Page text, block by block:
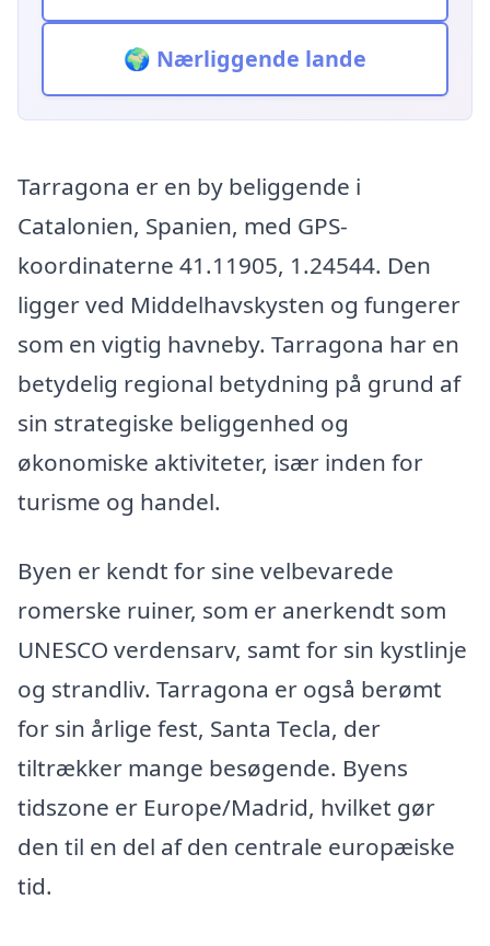
🌍 Nærliggende lande
Tarragona er en by beliggende i
Catalonien, Spanien, med GPS-
koordinaterne 41.11905, 1.24544. Den
ligger ved Middelhavskysten og fungerer
som en vigtig havneby. Tarragona har en
betydelig regional betydning på grund af
sin strategiske beliggenhed og
økonomiske aktiviteter, især inden for
turisme og handel.
Byen er kendt for sine velbevarede
romerske ruiner, som er anerkendt som
UNESCO verdensarv, samt for sin kystlinje
og strandliv. Tarragona er også berømt
for sin årlige fest, Santa Tecla, der
tiltrækker mange besøgende. Byens
tidszone er Europe/Madrid, hvilket gør
den til en del af den centrale europæiske
tid.